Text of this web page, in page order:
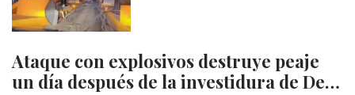
Ataque con explosivos destruye peaje
un día después de la investidura de De…